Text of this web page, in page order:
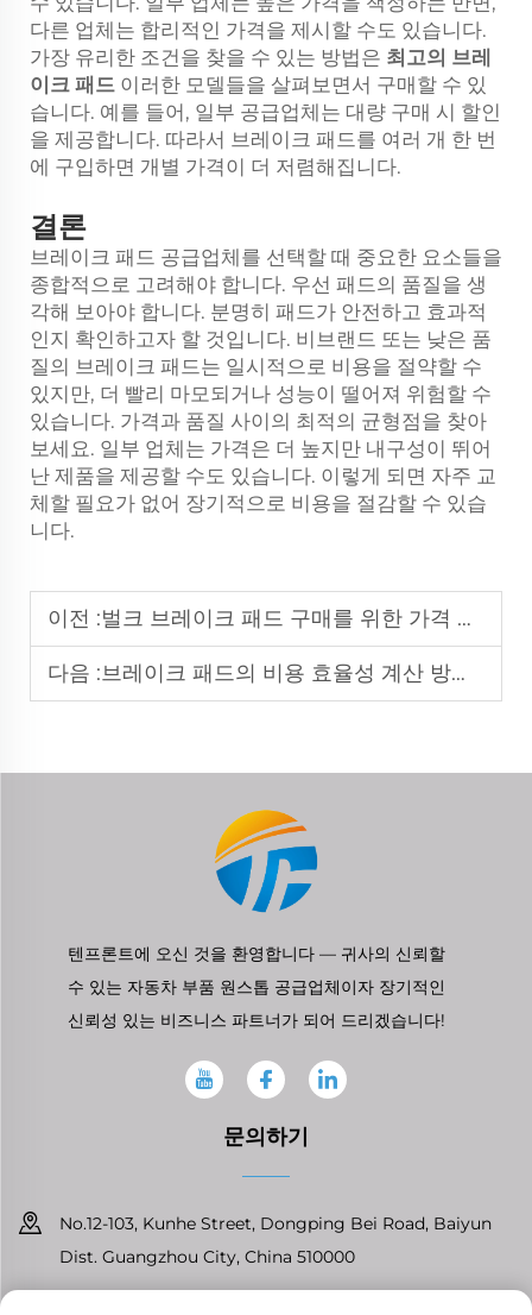
다른 업체는 합리적인 가격을 제시할 수도 있습니다.
가장 유리한 조건을 찾을 수 있는 방법은 최고의 브레
이크 패드 이러한 모델들을 살펴보면서 구매할 수 있
습니다. 예를 들어, 일부 공급업체는 대량 구매 시 할인
을 제공합니다. 따라서 브레이크 패드를 여러 개 한 번
에 구입하면 개별 가격이 더 저렴해집니다.
결론
브레이크 패드 공급업체를 선택할 때 중요한 요소들을
종합적으로 고려해야 합니다. 우선 패드의 품질을 생
각해 보아야 합니다. 분명히 패드가 안전하고 효과적
인지 확인하고자 할 것입니다. 비브랜드 또는 낮은 품
질의 브레이크 패드는 일시적으로 비용을 절약할 수
있지만, 더 빨리 마모되거나 성능이 떨어져 위험할 수
있습니다. 가격과 품질 사이의 최적의 균형점을 찾아
보세요. 일부 업체는 가격은 더 높지만 내구성이 뛰어
난 제품을 제공할 수도 있습니다. 이렇게 되면 자주 교
체할 필요가 없어 장기적으로 비용을 절감할 수 있습
니다.
이전 :벌크 브레이크 패드 구매를 위한 가격 협상 전략: 제조업체와의 협업
다음 :브레이크 패드의 비용 효율성 계산 방법: 마일당 비용
텐프론트에 오신 것을 환영합니다 — 귀사의 신뢰할
수 있는 자동차 부품 원스톱 공급업체이자 장기적인
신뢰성 있는 비즈니스 파트너가 되어 드리겠습니다!
문의하기
No.12-103, Kunhe Street, Dongping Bei Road, Baiyun
Dist. Guangzhou City, China 510000